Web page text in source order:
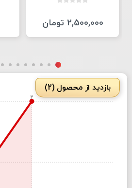
2,500,000 تومان
بازدید از محصول (2)
2